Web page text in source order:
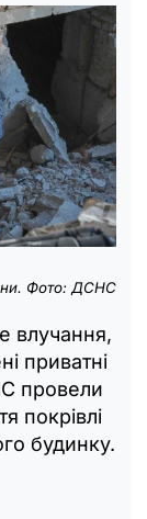
Фото: ДСНС
влучання,
приватні
провели
покрівлі
будинку.